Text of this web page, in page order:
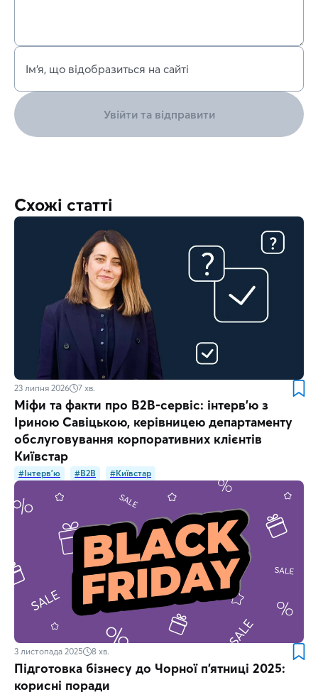
Ім’я, що відобразиться на сайті
Увійти та відправити
Схожі статті
23 липня 2026 7 хв.
Міфи та факти про B2B-сервіс: інтерв’ю з
Іриною Савіцькою, керівницею департаменту
обслуговування корпоративних клієнтів
Київстар
#Інтерв’ю #B2B #Київстар
3 листопада 2025 8 хв.
Підготовка бізнесу до Чорної п’ятниці 2025:
корисні поради